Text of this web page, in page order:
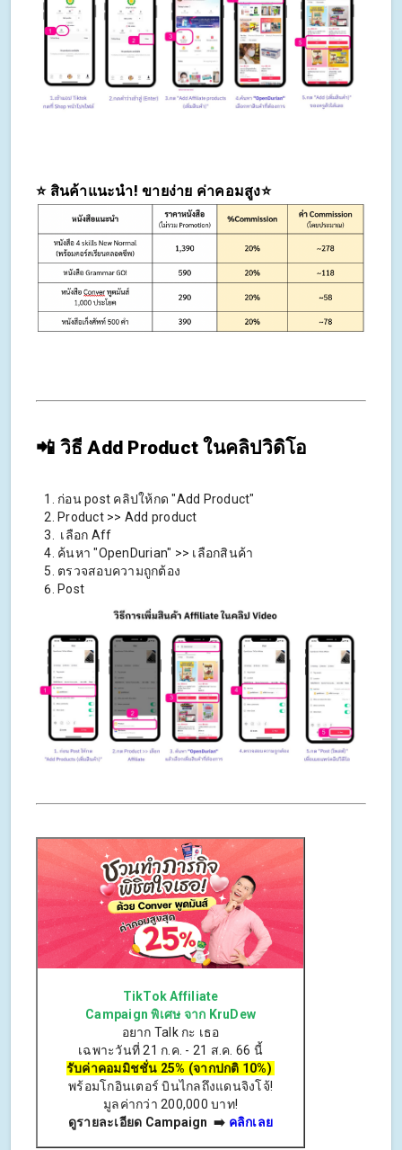
⭐️ สินค้าแนะนำ! ขายง่าย ค่าคอมสูง⭐️
📲 วิธี Add Product ในคลิปวิดิโอ
ก่อน post คลิปให้กด "Add Product"
Product >> Add product
เลือก Aff
ค้นหา "OpenDurian" >> เลือกสินค้า
ตรวจสอบความถูกต้อง
Post
TikTok Affiliate
Campaign พิเศษ จาก KruDew
อยาก Talk กะ เธอ
เฉพาะวันที่ 21 ก.ค. - 21 ส.ค. 66 นี้
รับค่าคอมมิชชั่น 25% (จากปกติ 10%)
พร้อมโกอินเตอร์ บินไกลถึงแดนจิงโจ้!
มูลค่ากว่า 200,000 บาท!
ดูรายละเอียด Campaign ➡️ คลิกเลย